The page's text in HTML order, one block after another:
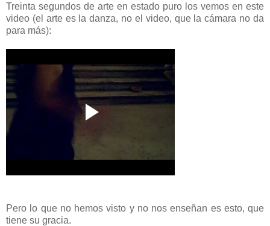
Treinta segundos de arte en estado puro los vemos en este
video (el arte es la danza, no el video, que la cámara no da
para más):
Pero lo que no hemos visto y no nos enseñan es esto, que
tiene su gracia.